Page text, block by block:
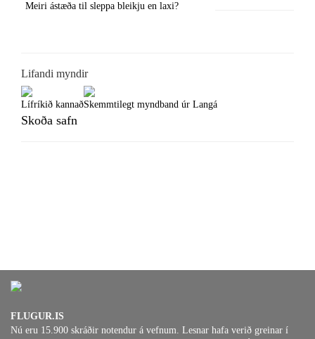
Meiri ástæða til sleppa bleikju en laxi?
Lifandi myndir
Lífríkið kannaðSkemmtilegt myndband úr Langá
Skoða safn
FLUGUR.IS
Nú eru 15.900 skráðir notendur á vefnum. Lesnar hafa verið greinar í